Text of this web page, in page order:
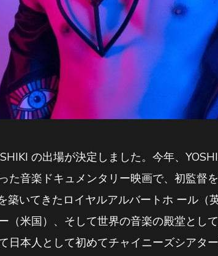
の出場が決定しました。今年、
た音楽ドキュメンタリー映画で、初監督
築いてきたロイヤルアルバートホ ール（
（米国）、そして世界の音楽の殿堂とし
日本人として初めてチャイニーズシアタ